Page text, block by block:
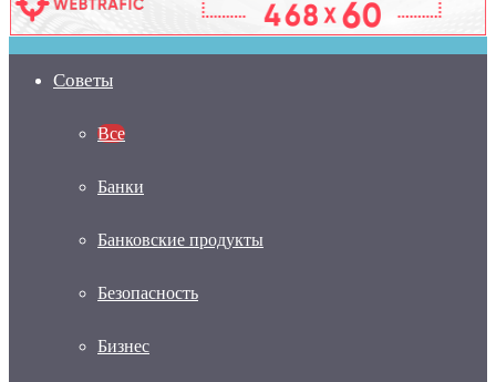
Советы
Все
Банки
Банковские продукты
Безопасность
Бизнес